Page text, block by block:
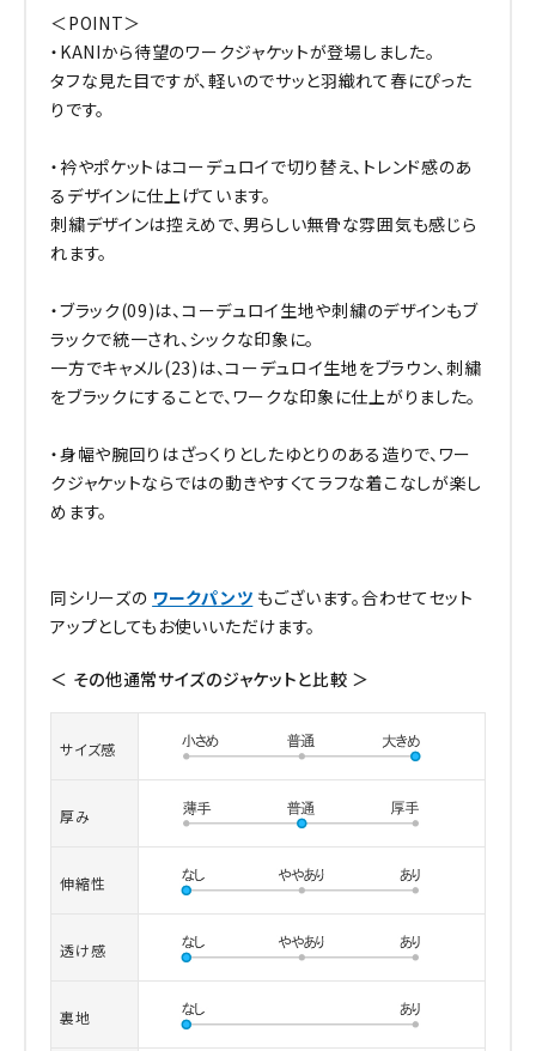
＜POINT＞
・KANIから待望のワークジャケットが登場しました。
タフな見た目ですが、軽いのでサッと羽織れて春にぴった
りです。
・衿やポケットはコーデュロイで切り替え、トレンド感のあ
るデザインに仕上げています。
刺繍デザインは控えめで、男らしい無骨な雰囲気も感じら
れます。
・ブラック(09)は、コーデュロイ生地や刺繍のデザインもブ
ラックで統一され、シックな印象に。
一方でキャメル(23)は、コーデュロイ生地をブラウン、刺繍
をブラックにすることで、ワークな印象に仕上がりました。
・身幅や腕回りはざっくりとしたゆとりのある造りで、ワー
クジャケットならではの動きやすくてラフな着こなしが楽し
めます。
同シリーズの ワークパンツ もございます。合わせてセット
アップとしてもお使いいただけます。
＜ その他通常サイズのジャケットと比較 ＞
サイズ感
厚み
伸縮性
透け感
裏地